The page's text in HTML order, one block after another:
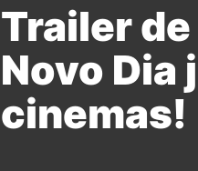
Trailer
Novo Dia
cinemas!